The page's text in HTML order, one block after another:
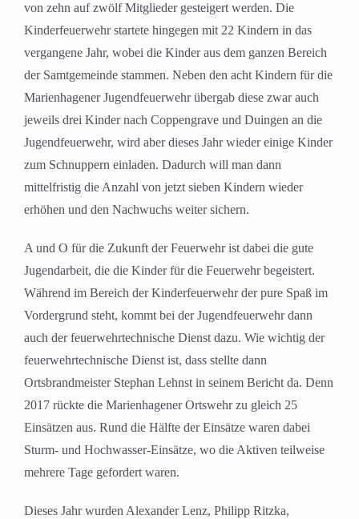
von zehn auf zwölf Mitglieder gesteigert werden. Die
Kinderfeuerwehr startete hingegen mit 22 Kindern in das
vergangene Jahr, wobei die Kinder aus dem ganzen Bereich
der Samtgemeinde stammen. Neben den acht Kindern für die
Marienhagener Jugendfeuerwehr übergab diese zwar auch
jeweils drei Kinder nach Coppengrave und Duingen an die
Jugendfeuerwehr, wird aber dieses Jahr wieder einige Kinder
zum Schnuppern einladen. Dadurch will man dann
mittelfristig die Anzahl von jetzt sieben Kindern wieder
erhöhen und den Nachwuchs weiter sichern.
A und O für die Zukunft der Feuerwehr ist dabei die gute
Jugendarbeit, die die Kinder für die Feuerwehr begeistert.
Während im Bereich der Kinderfeuerwehr der pure Spaß im
Vordergrund steht, kommt bei der Jugendfeuerwehr dann
auch der feuerwehrtechnische Dienst dazu. Wie wichtig der
feuerwehrtechnische Dienst ist, dass stellte dann
Ortsbrandmeister Stephan Lehnst in seinem Bericht da. Denn
2017 rückte die Marienhagener Ortswehr zu gleich 25
Einsätzen aus. Rund die Hälfte der Einsätze waren dabei
Sturm- und Hochwasser-Einsätze, wo die Aktiven teilweise
mehrere Tage gefordert waren.
Dieses Jahr wurden Alexander Lenz, Philipp Ritzka,